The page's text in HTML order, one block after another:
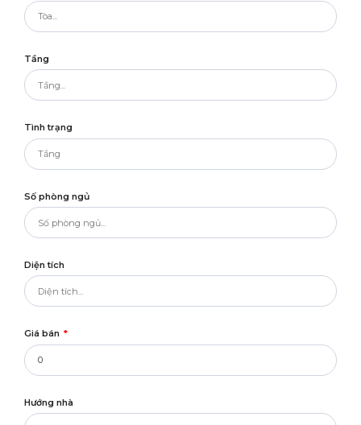
Tầng
Tình trạng
Số phòng ngủ
Diện tích
Giá bán *
Hướng nhà